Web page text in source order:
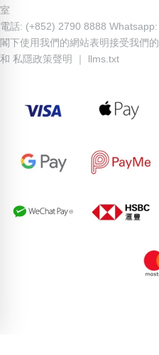
室
電話: (+852) 2790 8888
閣下使用我們的網站表明接受我們的
和 私隱政策聲明 llms.txt